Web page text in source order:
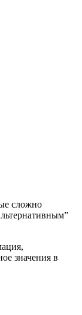
сложно
значения в